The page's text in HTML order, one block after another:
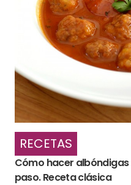
RECETAS
Cómo hacer
paso. Receta clásica